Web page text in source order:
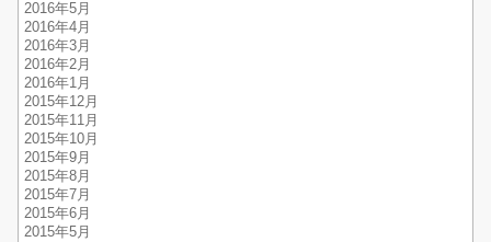
2016年5月
2016年4月
2016年3月
2016年2月
2016年1月
2015年12月
2015年11月
2015年10月
2015年9月
2015年8月
2015年7月
2015年6月
2015年5月